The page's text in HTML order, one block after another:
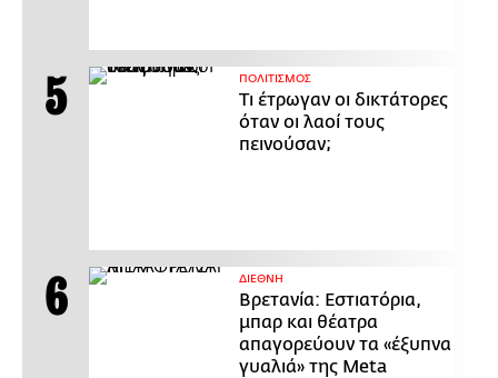
ΠΟΛΙΤΙΣΜΟΣ
Τι έτρωγαν οι δικτάτορες
όταν οι λαοί τους
πεινούσαν;
ΔΙΕΘΝΗ
Βρετανία: Εστιατόρια,
μπαρ και θέατρα
απαγορεύουν τα «έξυπνα
γυαλιά» της Meta